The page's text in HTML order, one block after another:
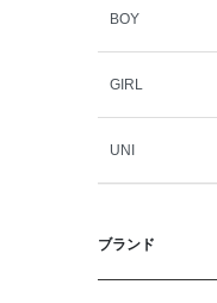
BOY
GIRL
UNI
ブランド